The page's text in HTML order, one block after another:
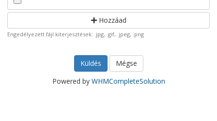
Hozzáad
Engedélyezett fájl kiterjesztések: .jpg, .gif, .jpeg, .png
Mégse
Powered by WHMCompleteSolution